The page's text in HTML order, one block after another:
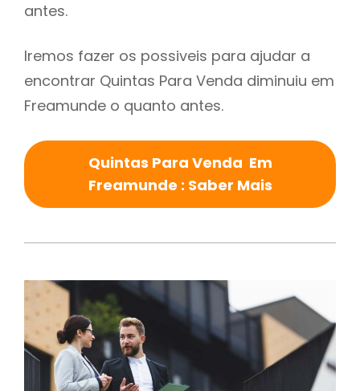
antes.
Iremos fazer os possiveis para ajudar a
encontrar Quintas Para Venda diminuiu em
Freamunde o quanto antes.
Quintas Para Venda Em
Freamunde : Saber Mais